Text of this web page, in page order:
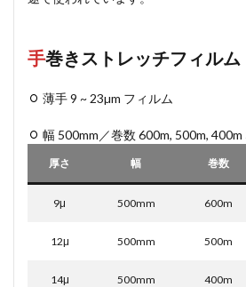
手巻き ストレッチフィルム
薄手 9 ~ 23µm フィルム
幅 500mm／巻数 600m, 500m,
厚さ 幅 巻数
9μ 500mm 600m
12μ 500mm 500m
14μ 500mm 400m